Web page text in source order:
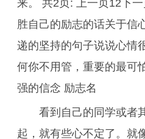
来。 共2页: 上一页12下
胜自己的励志的话关于信
递的坚持的句子说说心情
何你不用管，重要的最可
强的信念 励志名
看到自己的同学或者
起，就有些心不定了。就